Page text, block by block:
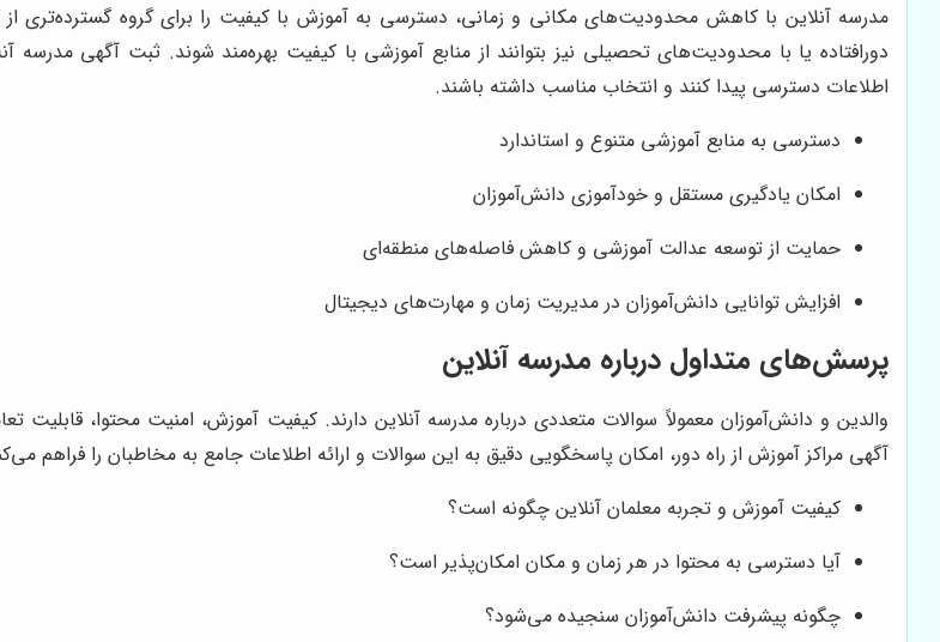
مدرسه آنلاین با کاهش محدودیت‌های مکانی و زمانی، دسترسی به آموزش با کیفیت را برای گروه گسترده‌تری
دورافتاده یا با محدودیت‌های تحصیلی نیز بتوانند از منابع آموزشی با کیفیت بهره‌مند شوند. ثبت آگهی
اطلاعات دسترسی پیدا کنند و انتخاب مناسب داشته باشند.
دسترسی به منابع آموزشی متنوع و استاندارد
امکان یادگیری مستقل و خودآموزی دانش‌آموزان
حمایت از توسعه عدالت آموزشی و کاهش فاصله‌های منطقه‌ای
افزایش توانایی دانش‌آموزان در مدیریت زمان و مهارت‌های دیجیتال
پرسش‌های متداول درباره مدرسه آنلاین
والدین و دانش‌آموزان معمولاً سوالات متعددی درباره مدرسه آنلاین دارند. کیفیت آموزش، امنیت محتوا،
آگهی مراکز آموزش از راه دور، امکان پاسخگویی دقیق به این سوالات و ارائه اطلاعات جامع به مخاطبان را فراهم
کیفیت آموزش و تجربه معلمان آنلاین چگونه است؟
آیا دسترسی به محتوا در هر زمان و مکان امکان‌پذیر است؟
چگونه پیشرفت دانش‌آموزان سنجیده می‌شود؟